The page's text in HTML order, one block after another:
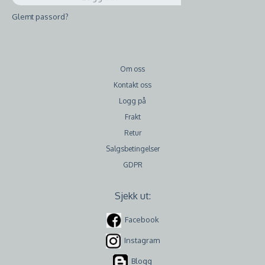
Glemt passord?
Om oss
Kontakt oss
Logg på
Frakt
Retur
Salgsbetingelser
GDPR
Sjekk ut:
Facebook
Instagram
Blogg